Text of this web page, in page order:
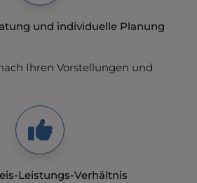
und individuelle Planung
Ihren Vorstellungen und
Leistungs-Verhältnis